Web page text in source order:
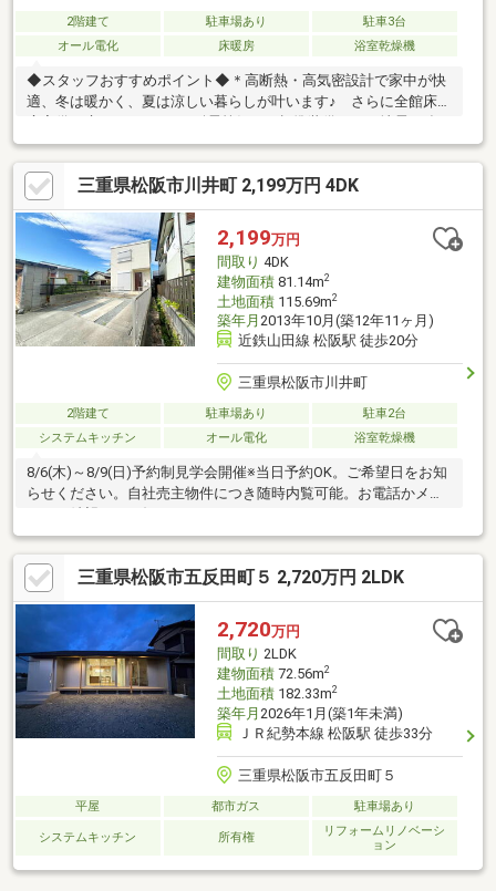
2階建て 駐車場あり
駐車3台
オール電化
床暖房 浴室乾燥機
◆スタッフおすすめポイント◆＊高断熱・高気密設計で家中が快
適、冬は暖かく、夏は涼しい暮らしが叶います♪ さらに全館床暖
安心感！◆設備・室内◆＊散らかりがちな玄関もSICがあるので
安心！ベビーカーも外遊び道具もすぐに収納可能！＊２階主寝室
は広々8帖とウォークインクローゼット完備の為物がたくさんある
方も安心！＊オール電化住宅につき、火を使わず小さなお子様の
いるご家庭にも安心安全です♪＊並列駐車４台可能（車種による）
で来客時も安心！◆周辺環境◆＊マックスバリュ学園前まで車約
3分◆学校◆ 山室山小学校・中部中学校
三重県松阪市川井町 2,199万円 4DK
2,199万円
間取り 4DK
建物面積81.14m2
土地面積115.69m2
築年月 2013年10月(築12年11ヶ月)
近鉄山田線 松阪駅 徒歩20分
三重県松阪市川井町
2階建て 駐車場あり
駐車2台
システムキッチン
オール電化 浴室乾燥機
8/6(木)～8/9(日)予約制見学会開催※当日予約OK。ご希望日をお知
らせください。自社売主物件につき随時内覧可能。お電話かメー
三重県松阪市五反田町５ 2,720万円 2LDK
2,720万円
間取り 2LDK
建物面積72.56m2
土地面積182.33m2
築年月 2026年1月(築1年未満)
ＪＲ紀勢本線 松阪駅 徒歩33分
三重県松阪市五反田町５
平屋 都市ガス 駐車場あり
システムキッチン 所有権
リフォームリノベーシ
ョン